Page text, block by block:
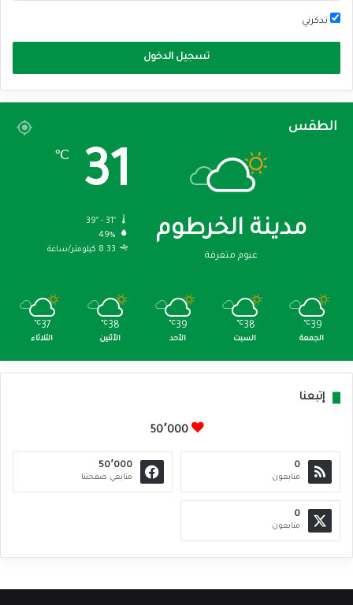
تذكرني
تسجيل الدخول
الطقس
مدينة الخرطوم
غيوم متفرقة
31
℃
39º - 31º
49%
8.33 كيلومتر/ساعة
39
℃
الجمعة
38
℃
السبت
39
℃
الأحد
38
℃
الأثنين
37
℃
الثلاثاء
إتبعنا
50٬000
0
متابعون
50٬000
متابعي صفحتنا
0
متابعون